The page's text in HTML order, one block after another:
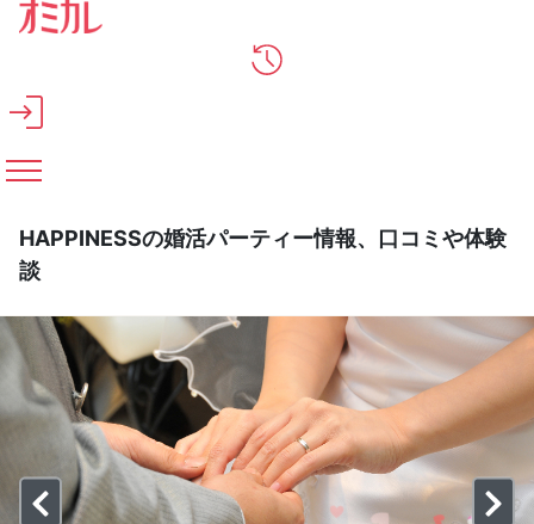
メインコンテンツへスキップ
HAPPINESSの婚活パーティー情報、口コミや体験
談